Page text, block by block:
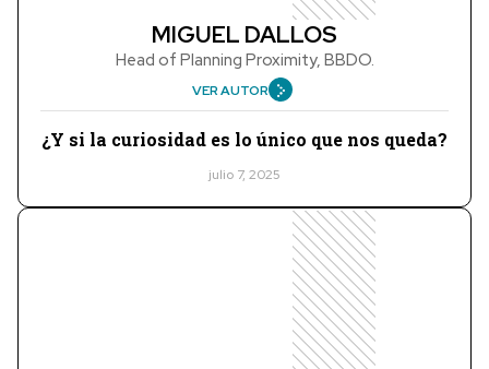
MIGUEL DALLOS
Head of Planning Proximity, BBDO.
VER AUTOR
¿Y si la curiosidad es lo único que nos queda?
julio 7, 2025